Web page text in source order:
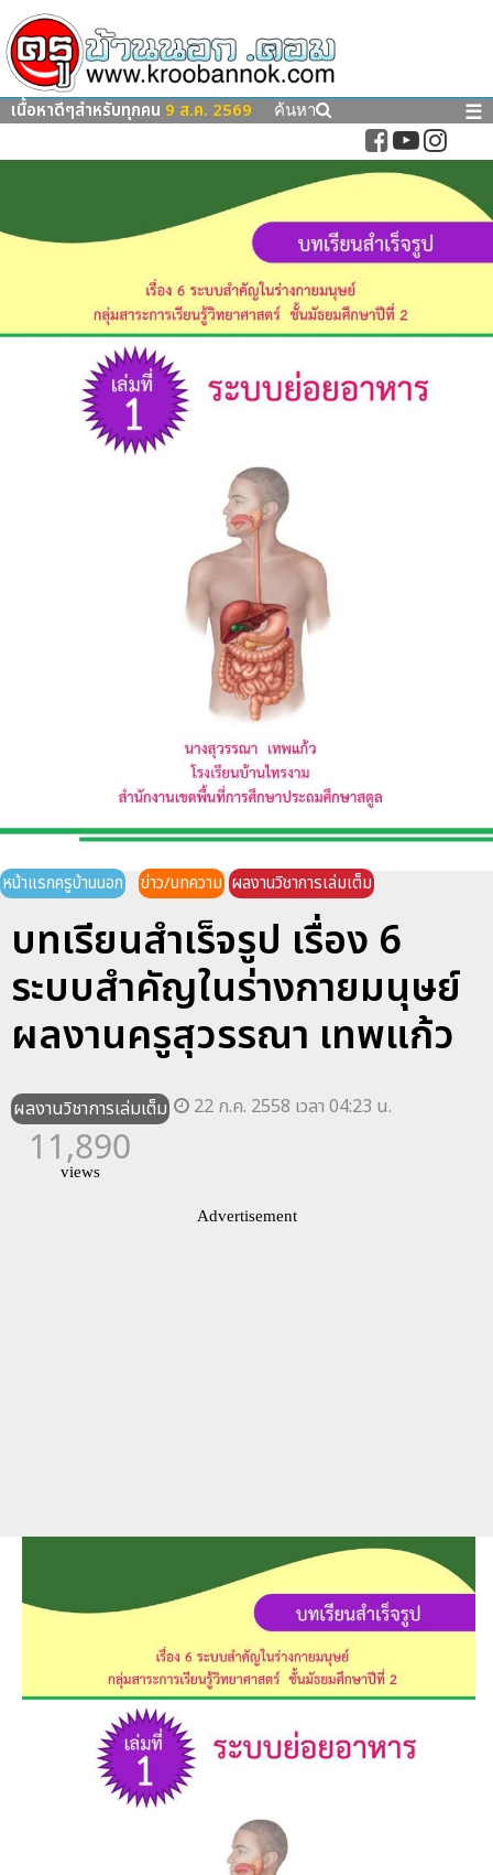
เนื้อหาดีๆสำหรับทุกคน 9 ส.ค. 2569 ค้นหา ☰
หน้าแรกครูบ้านนอก ข่าว/บทความ ผลงานวิชาการเล่มเต็ม
บทเรียนสำเร็จรูป เรื่อง 6
ระบบสำคัญในร่างกายมนุษย์
ผลงานครูสุวรรณา เทพแก้ว
ผลงานวิชาการเล่มเต็ม 22 ก.ค. 2558 เวลา 04:23 น.
11,890
views
Advertisement